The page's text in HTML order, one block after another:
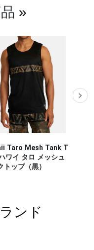
»
Taro Mesh Tank T
ワイ タロ メッシュ
トップ（黒）
ンド